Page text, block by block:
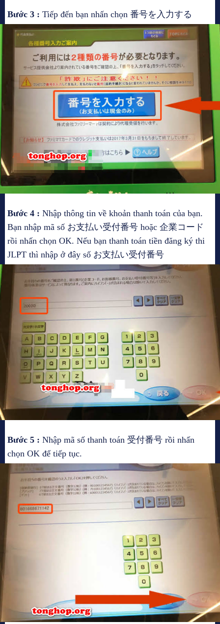
Bước 3 : Tiếp đến bạn nhấn chọn 番号を入力する
Bước 4 : Nhập thông tin về khoản thanh toán của bạn.
Bạn nhập mã số お支払い受付番号 hoặc 企業コード
rồi nhấn chọn OK. Nếu bạn thanh toán tiền đăng ký thi
JLPT thì nhập ở đây số お支払い受付番号
Bước 5 : Nhập mã số thanh toán 受付番号 rồi nhấn
chọn OK để tiếp tục.